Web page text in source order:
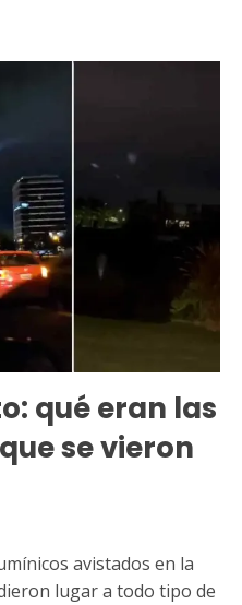
qué eran las
se vieron
avistados en la
lugar a todo tipo de